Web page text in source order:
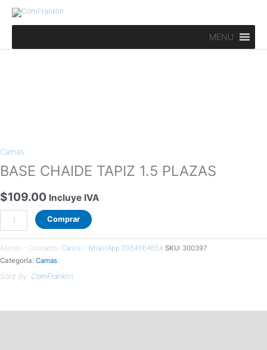
MENU
Camas
BASE CHAIDE TAPIZ 1.5 PLAZAS
$109.00 Incluye IVA
TAPIZ
1.5
cantidad
Comprar
Asesor - Contacto: Carlos - WhastApp 0984664654 SKU: 300397
Categoría: Camas
Sold By: ComFranklin